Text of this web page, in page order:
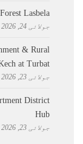
Lasbela
جولائی 24, 2026
& Rural
at Turbat
جولائی 23, 2026
District
Hub
جولائی 23, 2026